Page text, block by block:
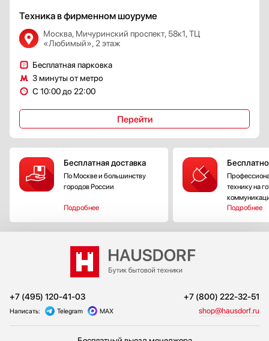
Техника в фирменном шоуруме
Москва, Мичуринский проспект, 58к1, ТЦ
«Любимый», 2 этаж
Бесплатная парковка
3 минуты от метро
С 10:00 до 22:00
Перейти
Бесплатная доставка
По Москве и большинству
городов России
Подробнее
технику на
Подробнее
+7 (495) 120-41-03 +7 (800) 222-32-51
Написать: Telegram MAX shop@hausdorf.ru